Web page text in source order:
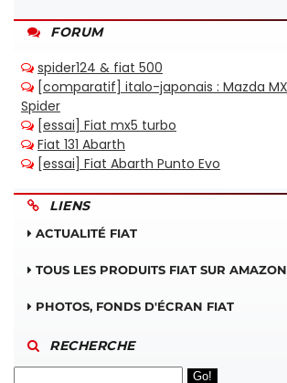
FORUM
LIENS
ACTUALITÉ FIAT
TOUS LES PRODUITS FIAT SUR AMAZON
PHOTOS, FONDS D'ÉCRAN FIAT
RECHERCHE